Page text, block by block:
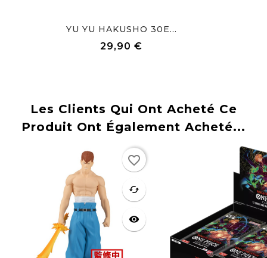
YU YU HAKUSHO 30E...
29,90 €
Les Clients Qui Ont Acheté Ce
Produit Ont Également Acheté...
favorite
cached
visibility
favorite_border